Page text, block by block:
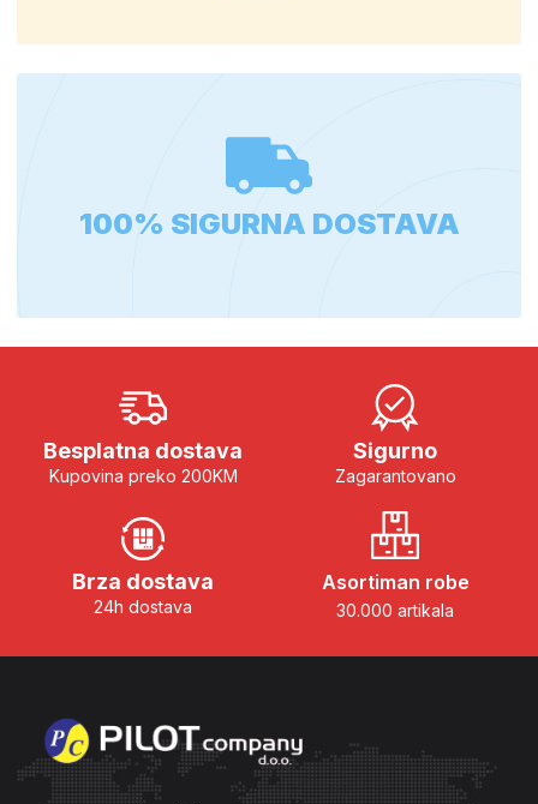
100% SIGURNA DOSTAVA
Besplatna dostava
Kupovina preko 200KM
Sigurno
Zagarantovano
Brza dostava
24h dostava
Asortiman robe
30.000 artikala